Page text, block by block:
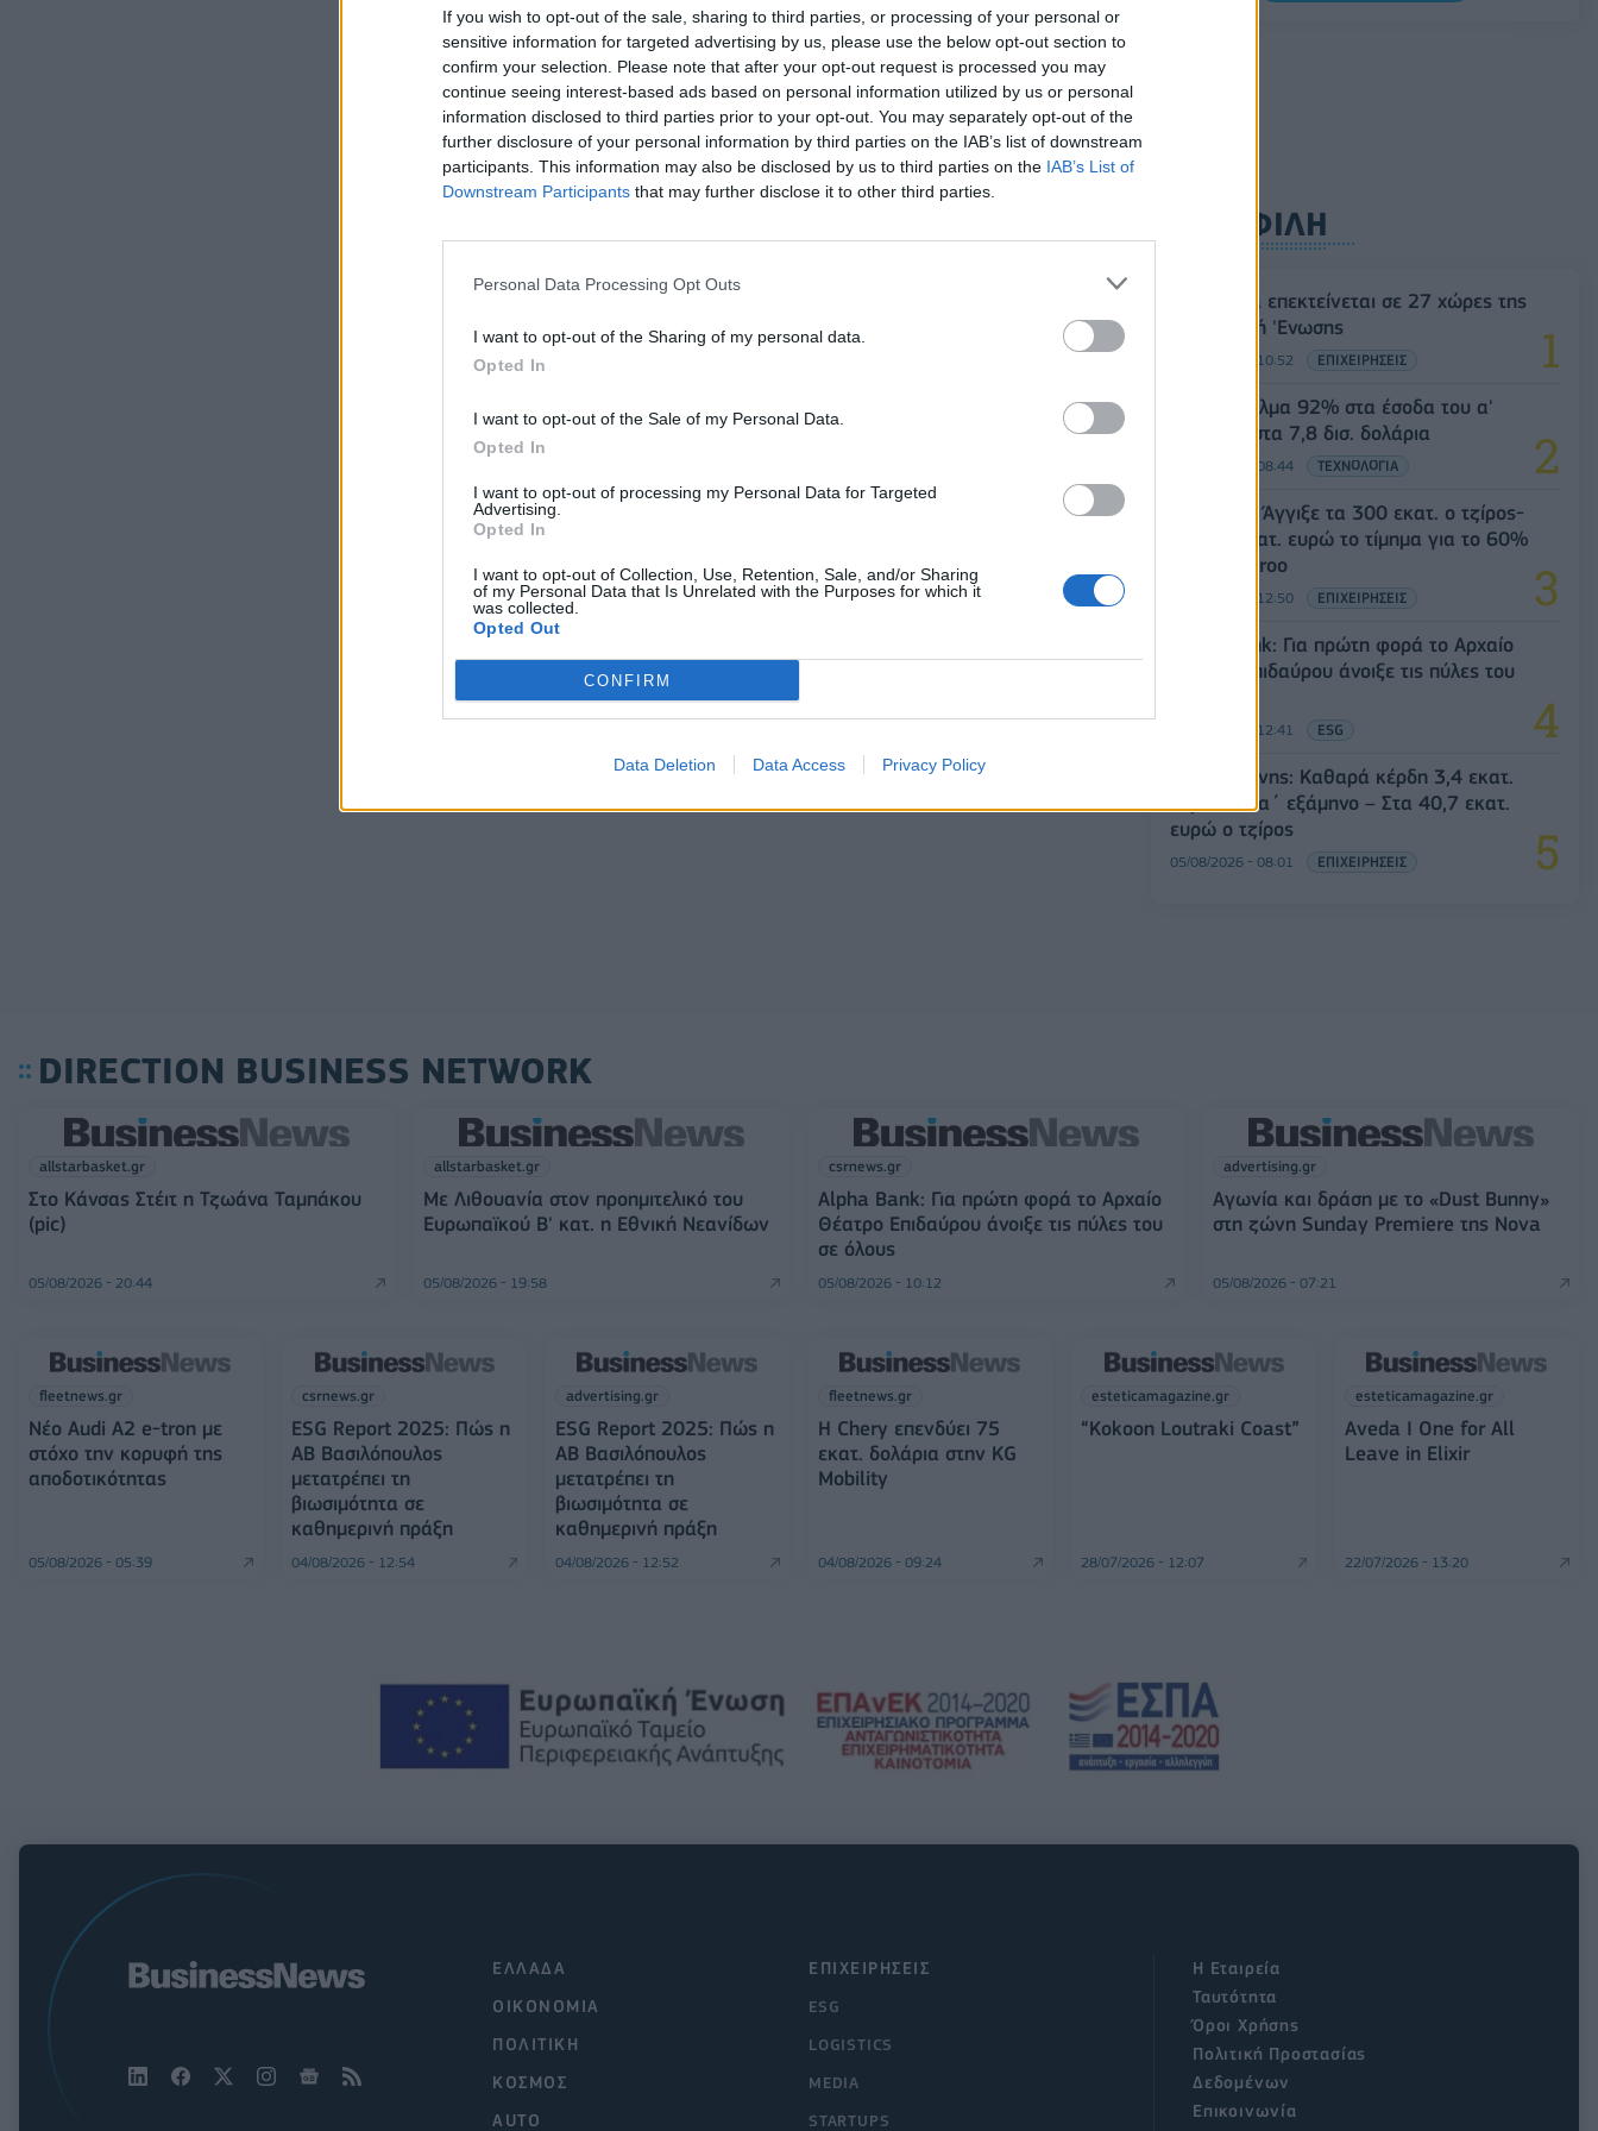
If you wish to opt-out of the sale, sharing to third parties, or processing of your personal or
sensitive information for targeted advertising by us, please use the below opt-out section to
confirm your selection. Please note that after your opt-out request is processed you may
continue seeing interest-based ads based on personal information utilized by us or personal
information disclosed to third parties prior to your opt-out. You may separately opt-out of the
further disclosure of your personal information by third parties on the IAB’s list of downstream
participants. This information may also be disclosed by us to third parties on the IAB’s List of
Downstream Participants that may further disclose it to other third parties.
Personal Data Processing Opt Outs
I want to opt-out of the Sharing of my personal data.
Opted In
I want to opt-out of the Sale of my Personal Data.
Opted In
I want to opt-out of processing my Personal Data for Targeted
Advertising.
Opted In
I want to opt-out of Collection, Use, Retention, Sale, and/or Sharing
of my Personal Data that Is Unrelated with the Purposes for which it
was collected.
Opted Out
CONFIRM
Data Deletion Data Access Privacy Policy
ΔΗΜΟΦΙΛΗ
Η Vendora επεκτείνεται σε 27 χώρες της
Ευρωπαϊκή 'Ενωσης
05/08/2026 - 10:52 ΕΠΙΧΕΙΡΗΣΕΙΣ
SpaceX: Άλμα 92% στα έσοδα του α'
τριμήνου στα 7,8 δισ. δολάρια
05/08/2026 - 08:44 ΤΕΧΝΟΛΟΓΙΑ
Evergood: Άγγιξε τα 300 εκατ. ο τζίρος-
Στα 10 εκατ. ευρώ το τίμημα για το 60%
του Jackaroo
05/08/2026 - 12:50 ΕΠΙΧΕΙΡΗΣΕΙΣ
Alpha Bank: Για πρώτη φορά το Αρχαίο
Θέατρο Επιδαύρου άνοιξε τις πύλες του
05/08/2026 - 12:41 ESG
Παπουτσάνης: Καθαρά κέρδη 3,4 εκατ.
ευρώ στο α΄ εξάμηνο – Στα 40,7 εκατ.
ευρώ ο τζίρος
05/08/2026 - 08:01 ΕΠΙΧΕΙΡΗΣΕΙΣ
DIRECTION BUSINESS NETWORK
allstarbasket.gr
Στο Κάνσας Στέιτ η Τζωάνα Ταμπάκου
(pic)
05/08/2026 - 20:44
allstarbasket.gr
Με Λιθουανία στον προημιτελικό του
Ευρωπαϊκού Β' κατ. η Εθνική Νεανίδων
05/08/2026 - 19:58
csrnews.gr
Alpha Bank: Για πρώτη φορά το Αρχαίο
Θέατρο Επιδαύρου άνοιξε τις πύλες του
σε όλους
05/08/2026 - 10:12
advertising.gr
Αγωνία και δράση με το «Dust Bunny»
στη ζώνη Sunday Premiere της Nova
05/08/2026 - 07:21
fleetnews.gr
Νέο Audi A2 e-tron με
στόχο την κορυφή της
αποδοτικότητας
05/08/2026 - 05:39
csrnews.gr
ESG Report 2025: Πώς η
ΑΒ Βασιλόπουλος
μετατρέπει τη
βιωσιμότητα σε
καθημερινή πράξη
04/08/2026 - 12:54
advertising.gr
ESG Report 2025: Πώς η
ΑΒ Βασιλόπουλος
μετατρέπει τη
βιωσιμότητα σε
καθημερινή πράξη
04/08/2026 - 12:52
fleetnews.gr
Η Chery επενδύει 75
εκατ. δολάρια στην KG
Mobility
04/08/2026 - 09:24
esteticamagazine.gr
“Kokoon Loutraki Coast”
28/07/2026 - 12:07
esteticamagazine.gr
Aveda I One for All
Leave in Elixir
22/07/2026 - 13:20
ΕΠΙΧΕΙΡΗΣΕΙΣ
ESG
LOGISTICS
MEDIA
STARTUPS
ΕΛΛΑΔΑ
ΟΙΚΟΝΟΜΙΑ
ΠΟΛΙΤΙΚΗ
ΚΟΣΜΟΣ
AUTO
Η Εταιρεία
Ταυτότητα
Όροι Χρήσης
Πολιτική Προστασίας
Δεδομένων
Επικοινωνία